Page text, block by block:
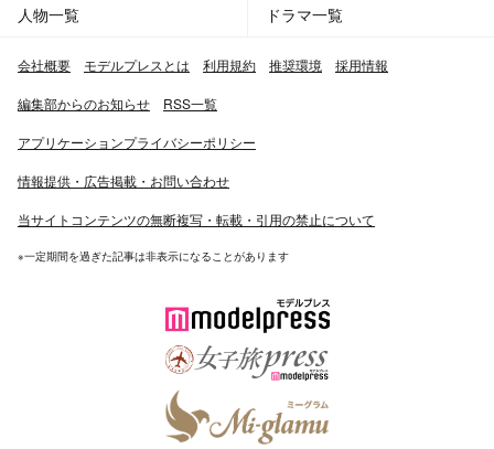
人物一覧 ドラマ一覧
会社概要 モデルプレスとは 利用規約 推奨環境 採用情報
編集部からのお知らせ RSS一覧
アプリケーションプライバシーポリシー
情報提供・広告掲載・お問い合わせ
当サイトコンテンツの無断複写・転載・引用の禁止について
※一定期間を過ぎた記事は非表示になることがあります